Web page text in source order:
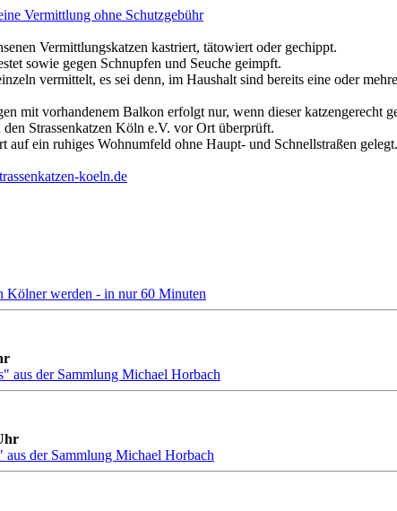
Vermittlung ohne Schutzgebühr
Vermittlungskatzen kastriert, tätowiert oder gechippt.
sowie gegen Schnupfen und Seuche geimpft.
vermittelt, es sei denn, im Haushalt sind bereits eine oder
mit vorhandenem Balkon erfolgt nur, wenn dieser katzengerecht
Strassenkatzen Köln e.V. vor Ort überprüft.
ein ruhiges Wohnumfeld ohne Haupt- und Schnellstraßen gelegt.
koeln.de
Kölner werden - in nur 60 Minuten
aus der Sammlung Michael Horbach
der Sammlung Michael Horbach